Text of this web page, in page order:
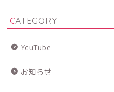
CATEGORY
YouTube
お知らせ